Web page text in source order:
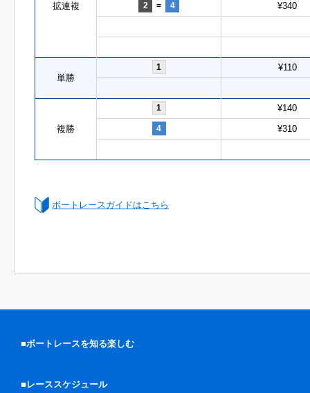
拡連複 2 = 4 ¥340
単勝
1 ¥110
複勝
1 ¥140
4 ¥310
ボートレースガイドはこちら
■ボートレースを知る楽しむ
■レーススケジュール